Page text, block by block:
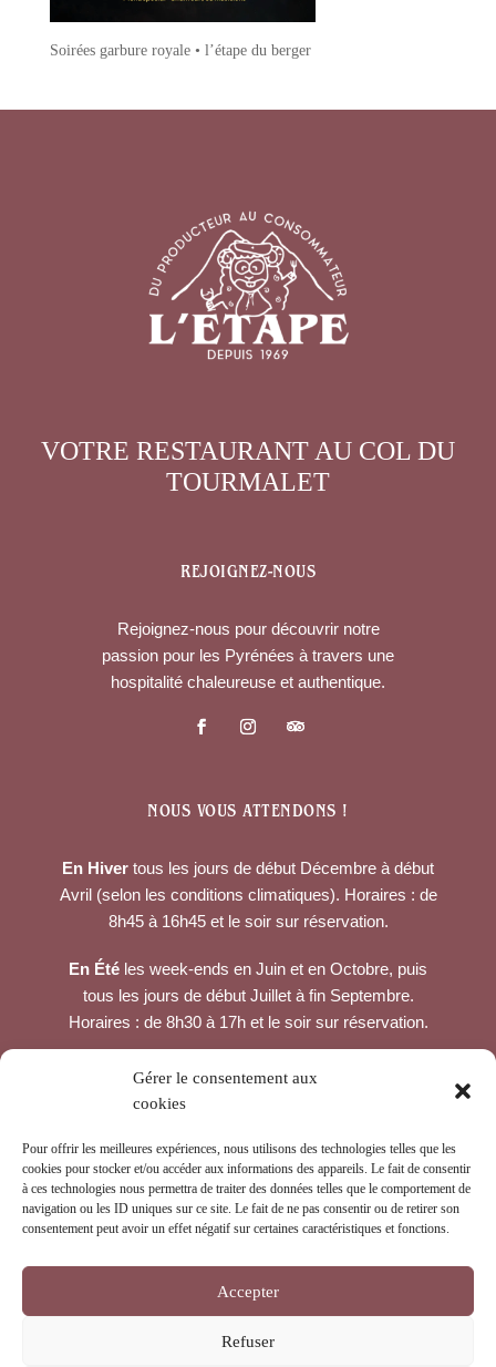
Gérer le consentement aux
cookies
Pour offrir les meilleures expériences, nous utilisons des technologies telles que les
cookies pour stocker et/ou accéder aux informations des appareils. Le fait de consentir
à ces technologies nous permettra de traiter des données telles que le comportement de
navigation ou les ID uniques sur ce site. Le fait de ne pas consentir ou de retirer son
consentement peut avoir un effet négatif sur certaines caractéristiques et fonctions.
Accepter
Refuser
Soirées garbure royale • l’étape du berger
VOTRE RESTAURANT AU COL DU
TOURMALET
REJOIGNEZ-NOUS
Rejoignez-nous pour découvrir notre
passion pour les Pyrénées à travers une
hospitalité chaleureuse et authentique.
NOUS VOUS ATTENDONS !
En Hiver tous les jours de début Décembre à début
Avril (selon les conditions climatiques). Horaires : de
8h45 à 16h45 et le soir sur réservation.
En Été les week-ends en Juin et en Octobre, puis
tous les jours de début Juillet à fin Septembre.
Horaires : de 8h30 à 17h et le soir sur réservation.
65200 LA MONGIE